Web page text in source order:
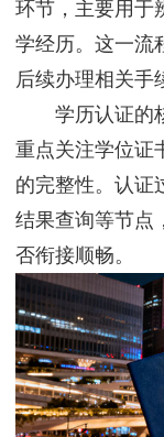
案
客
评
新
闻
资
讯
联
系
我
们
环节，主要用于
学经历。这一流
后续办理相关手
学历认证的核
重点关注学位证
的完整性。认证
结果查询等节点
否衔接顺畅。